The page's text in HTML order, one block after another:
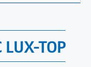
LUX-TOP